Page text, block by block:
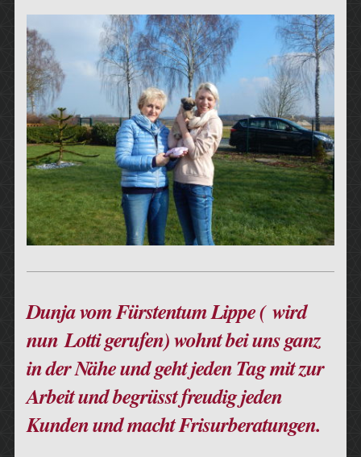
Dunja vom Fürstentum Lippe ( wird
nun Lotti gerufen) wohnt bei uns ganz
in der Nähe und geht jeden Tag mit zur
Arbeit und begrüsst freudig jeden
Kunden und macht Frisurberatungen.